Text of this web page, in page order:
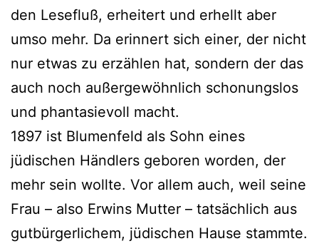
den Lesefluß, erheitert und erhellt aber
umso mehr. Da erinnert sich einer, der nicht
nur etwas zu erzählen hat, sondern der das
auch noch außergewöhnlich schonungslos
und phantasievoll macht.
1897 ist Blumenfeld als Sohn eines
jüdischen Händlers geboren worden, der
mehr sein wollte. Vor allem auch, weil seine
Frau – also Erwins Mutter – tatsächlich aus
gutbürgerlichem, jüdischen Hause stammte.